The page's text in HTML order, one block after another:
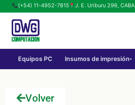
(+54) 11-4952-7815 J. E. Uriburu 296, CABA
Equipos PC Insumos de impresión▾
Volver